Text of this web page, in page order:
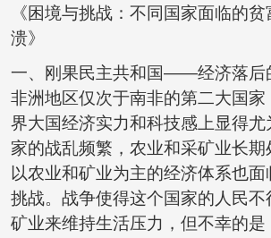
《困境与挑战：不同国家面临的
溃》
一、刚果民主共和国——经济落后
非洲地区仅次于南非的第二大国
界大国经济实力和科技感上显得尤
家的战乱频繁，农业和采矿业长期
以农业和矿业为主的经济体系也
挑战。战争使得这个国家的人民不
矿业来维持生活压力，但不幸的